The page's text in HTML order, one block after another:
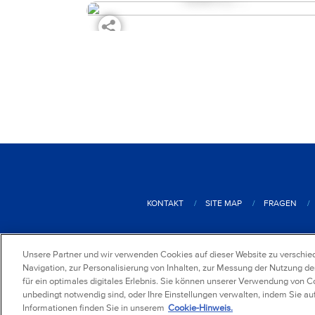
KONTAKT SITE MAP FRAGEN
Unsere Partner und wir verwenden Cookies auf dieser Website zu
Navigation, zur Personalisierung von Inhalten, zur Messung der Nutzung
für ein optimales digitales Erlebnis. Sie können unserer Verwendung von
unbedingt notwendig sind, oder Ihre Einstellungen verwalten, indem Sie
Informationen finden Sie in unserem Cookie-Hinweis.